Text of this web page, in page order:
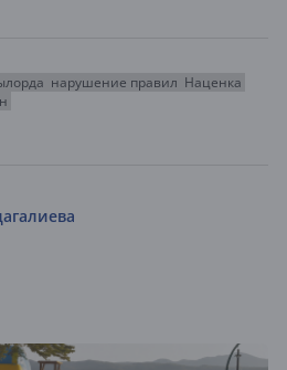
нарушение правил Наценка